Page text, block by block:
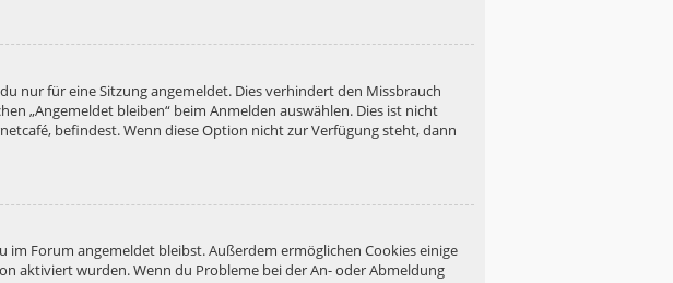
nur für eine Sitzung angemeldet. Dies verhindert den Missbrauch
„Angemeldet bleiben“ beim Anmelden auswählen. Dies ist nicht
befindest. Wenn diese Option nicht zur Verfügung steht, dann
im Forum angemeldet bleibst. Außerdem ermöglichen Cookies einige
aktiviert wurden. Wenn du Probleme bei der An- oder Abmeldung